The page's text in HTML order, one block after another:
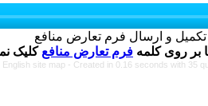
تکمیل و ارسال فرم تعارض منافع
بر روی کلمه فرم تعارض منافع
English site map - Created in 0.16 seconds with 35